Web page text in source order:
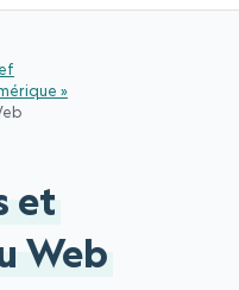
»
et
Web